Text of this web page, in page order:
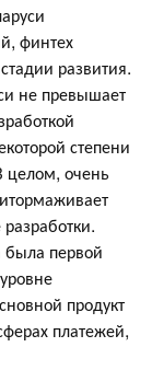
финтех
развития.
не превышает
степени
целом, очень
была первой
продукт
платежей,